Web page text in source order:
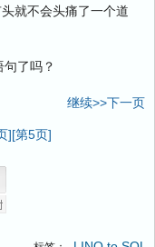
就不会头痛了一个道
了吗？
继续>>下一页
][第5页]